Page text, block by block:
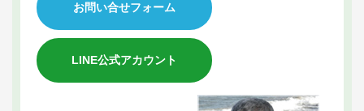
お問い合せフォーム
LINE公式アカウント